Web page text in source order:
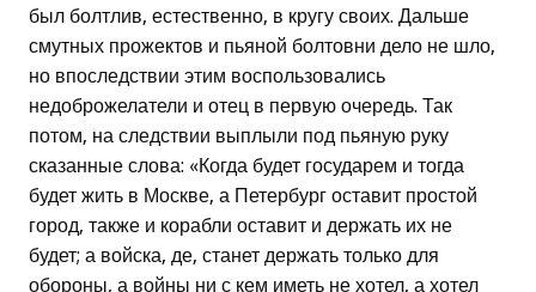
был болтлив, естественно, в кругу своих. Дальше
смутных прожектов и пьяной болтовни дело не шло,
но впоследствии этим воспользовались
недоброжелатели и отец в первую очередь. Так
потом, на следствии выплыли под пьяную руку
сказанные слова: «Когда будет государем и тогда
будет жить в Москве, а Петербург оставит простой
город, также и корабли оставит и держать их не
будет; а войска, де, станет держать только для
обороны, а войны ни с кем иметь не хотел, а хотел